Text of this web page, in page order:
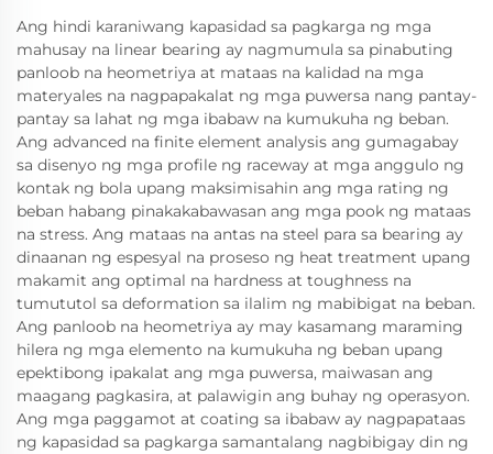
Ang hindi karaniwang kapasidad sa pagkarga ng mga
mahusay na linear bearing ay nagmumula sa pinabuting
panloob na heometriya at mataas na kalidad na mga
materyales na nagpapakalat ng mga puwersa nang pantay-
pantay sa lahat ng mga ibabaw na kumukuha ng beban.
Ang advanced na finite element analysis ang gumagabay
sa disenyo ng mga profile ng raceway at mga anggulo ng
kontak ng bola upang maksimisahin ang mga rating ng
beban habang pinakakabawasan ang mga pook ng mataas
na stress. Ang mataas na antas na steel para sa bearing ay
dinaanan ng espesyal na proseso ng heat treatment upang
makamit ang optimal na hardness at toughness na
tumututol sa deformation sa ilalim ng mabibigat na beban.
Ang panloob na heometriya ay may kasamang maraming
hilera ng mga elemento na kumukuha ng beban upang
epektibong ipakalat ang mga puwersa, maiwasan ang
maagang pagkasira, at palawigin ang buhay ng operasyon.
Ang mga paggamot at coating sa ibabaw ay nagpapataas
ng kapasidad sa pagkarga samantalang nagbibigay din ng